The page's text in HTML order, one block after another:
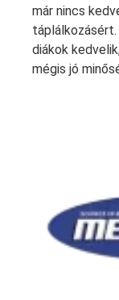
már nincs
diákok
mégis jó